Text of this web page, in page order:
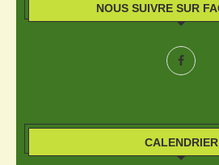
NOUS SUIVRE SUR
CALENDRIER